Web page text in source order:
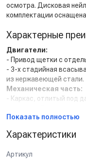
осмотра. Дисковая
комплектации
Характерные
Двигатели:
- Привод щетки с
- 3-х стадийная
из нержавеющей стали.
Механическая часть:
- Каркас, отлитый под
- Подшипники,
контакта с водой.
- Легко заменимые
Показать полностью
Характеристики
Артикул